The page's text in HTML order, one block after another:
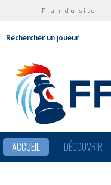
Plan du site |
Rechercher un joueur
ACCUEIL DÉCOUVRIR